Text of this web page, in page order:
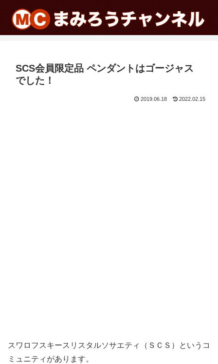
SCS会員限定品 ペンダントはゴージャス
でした！
2019.06.18 2022.02.15
スワロフスキースリスタルソサエティ（ＳＣＳ）というコ
ミュニティがあります。